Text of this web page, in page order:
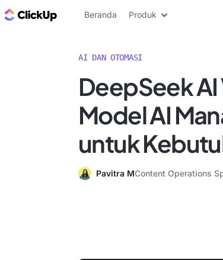
Blog ClickUp
Beranda Produk
AI DAN OTOMASI
DeepSeek AI
Model AI
untuk
Pavitra MContent Operations